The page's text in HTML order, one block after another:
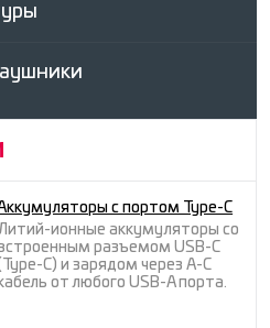
с портом Type-C
ионные аккумуляторы со
разъемом USB-C
C) и зарядом через A-C
от любого USB-A порта.